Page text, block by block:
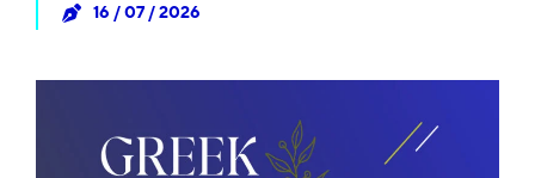
16 / 07 / 2026